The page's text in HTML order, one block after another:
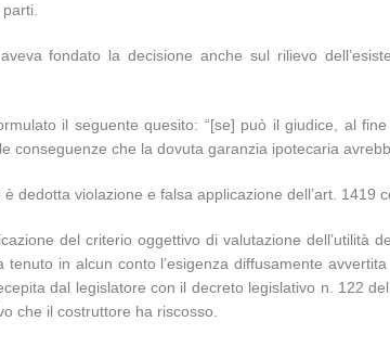
fondato la decisione anche sul rilievo
il seguente quesito: “[se] può il giudice, al
conseguenze che la dovuta garanzia ipotecaria
dedotta violazione e falsa applicazione dell’art. 1419
del criterio oggettivo di valutazione
tenuto in alcun conto l’esigenza diffusamente
dal legislatore con il decreto legislativo n. 122
che il costruttore ha riscosso.